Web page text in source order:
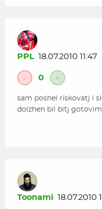
PPL 18.07.2010 11:47
- 0 +
sam poshel riskovatj i
dolzhen bil bitj
Toonami 18.07.2010